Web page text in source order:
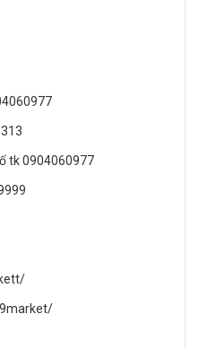
tk 0904060977